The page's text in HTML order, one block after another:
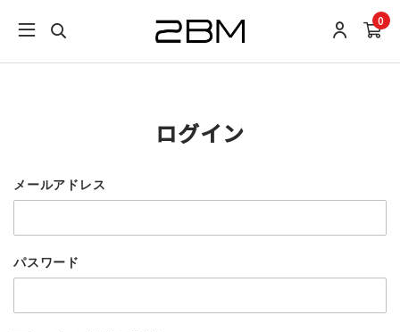
0
ログイン
メールアドレス
パスワード